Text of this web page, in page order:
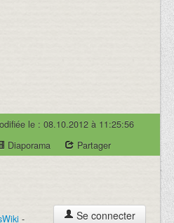
le : 08.10.2012 à 11:25:56
Diaporama Partager
Se connecter
-